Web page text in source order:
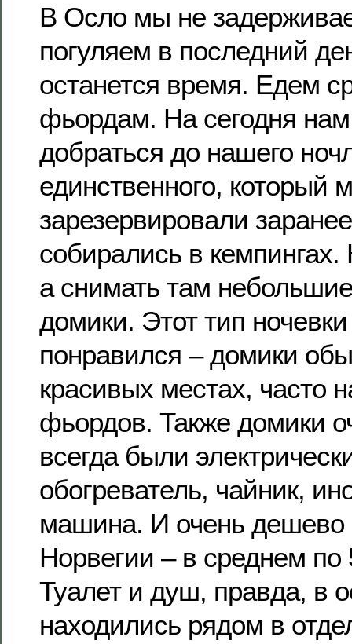
В Осло мы не
погуляем в последний
останется время. Едем
фьордам. На сегодня нам
добраться до нашего
единственного, который
зарезервировали
собирались в кемпингах.
а снимать там
домики. Этот тип
понравился – домики
красивых местах, часто
фьордов. Также домики
всегда были
обогреватель, чайник,
машина. И очень дешево
Норвегии – в среднем по
Туалет и душ, правда, в
находились рядом в